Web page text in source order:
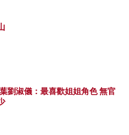
劉淑儀：最喜歡姐姐角色 無官